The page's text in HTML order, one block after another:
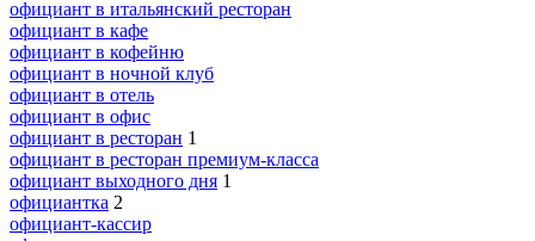
официант в итальянский ресторан
официант в кафе
официант в кофейню
официант в ночной клуб
официант в отель
официант в офис
официант в ресторан 1
официант в ресторан премиум-класса
официант выходного дня 1
официантка 2
официант-кассир